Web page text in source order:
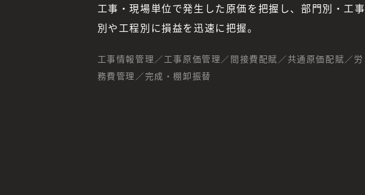
工事・現場単位で発生した原価を把握し、部門別・工事
別や工程別に損益を迅速に把握。
工事情報管理／工事原価管理／間接費配賦／共通原価配賦／労
務費管理／完成・棚卸振替